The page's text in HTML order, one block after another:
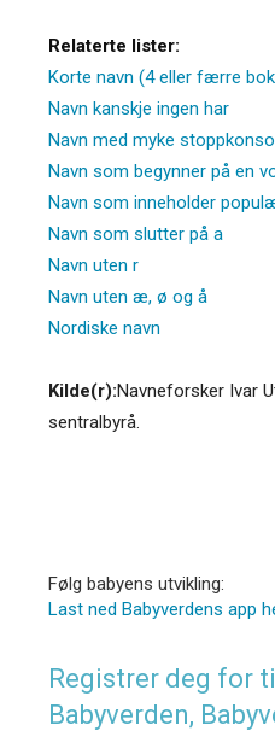
Relaterte lister:
Korte navn (4 eller færre
Navn kanskje ingen har
Navn med myke
Navn som begynner på en
Navn som inneholder
Navn som slutter på a
Navn uten r
Navn uten æ, ø og å
Nordiske navn
Kilde(r):Navneforsker Ivar
sentralbyrå.
Følg babyens utvikling:
Last ned Babyverdens app
Registrer deg for
Babyverden,